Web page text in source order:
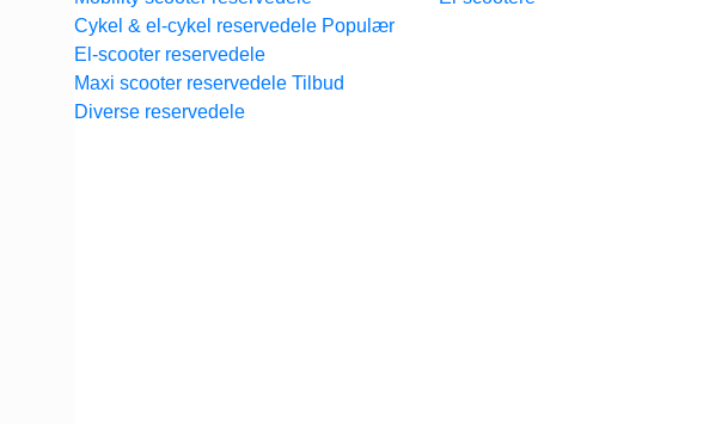
Cykel & el-cykel reservedele
El-scooter reservedele
Maxi scooter reservedele
Diverse reservedele